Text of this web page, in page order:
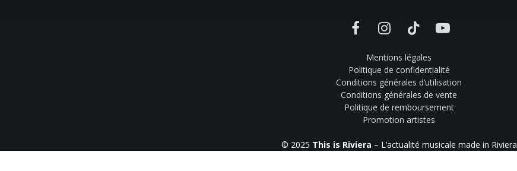
FacebookInstagramTikTok YouTube
Mentions légales
Politique de confidentialité
Conditions générales d’utilisation
Conditions générales de vente
Politique de remboursement
Promotion artistes
© 2025 This is Riviera – L’actualité musicale made in Riviera